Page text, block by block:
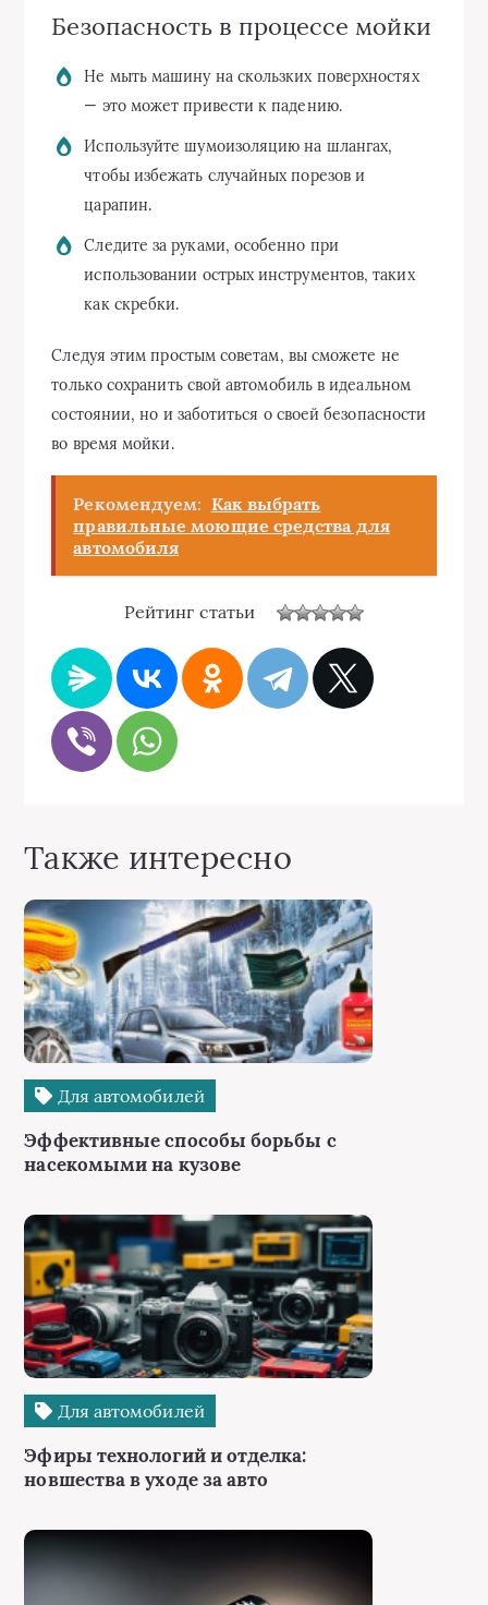
Безопасность в процессе мойки
Не мыть машину на скользких поверхностях
— это может привести к падению.
Используйте шумоизоляцию на шлангах,
чтобы избежать случайных порезов и
царапин.
Следите за руками, особенно при
использовании острых инструментов, таких
как скребки.
Следуя этим простым советам, вы сможете не
только сохранить свой автомобиль в идеальном
состоянии, но и заботиться о своей безопасности
во время мойки.
Рекомендуем: Как выбрать
правильные моющие средства для
автомобиля
Рейтинг статьи
Также интересно
Для автомобилей
Эффективные способы борьбы с
насекомыми на кузове
Для автомобилей
Эфиры технологий и отделка:
новшества в уходе за авто